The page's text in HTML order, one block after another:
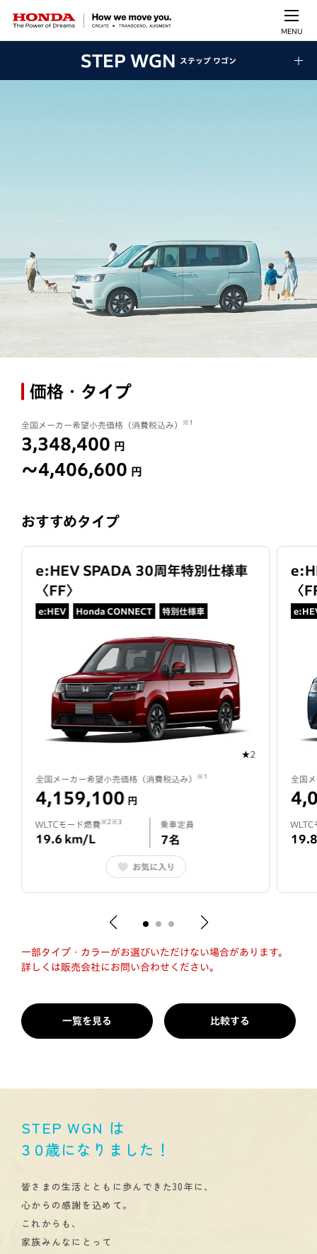
MENU
STEP WGN ステップ ワゴン
価格・タイプ
全国メーカー希望小売価格（消費税込み） ※1
3,348,400 円
〜4,406,600 円
おすすめタイプ
e:HEV SPADA 30周年特別仕様車
〈FF〉
e:HEV Honda CONNECT 特別仕様車
★2
全国メーカー希望小売価格（消費税込み） ※1
4,159,100 円
WLTCモード燃費※2※3
19.6 km/L
乗車定員
7名
お気に入り
〈
全国
WLTC
一部タイプ・カラーがお選びいただけない場合があります。
詳しくは販売会社にお問い合わせください。
一覧を見る 比較する
STEP WGN は
３０歳になりました！
皆さまの生活とともに歩んできた30年に、
心からの感謝を込めて。
これからも、
家族みんなにとって